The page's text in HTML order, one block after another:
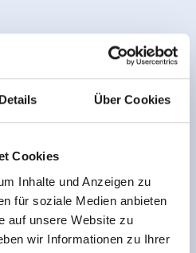
Details Über Cookies
Cookies
Inhalte und Anzeigen zu
für soziale Medien anbieten
auf unsere Website zu
wir Informationen zu Ihrer